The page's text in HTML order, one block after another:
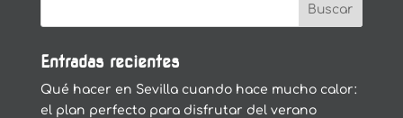
Entradas recientes
Qué hacer en Sevilla cuando hace mucho calor:
el plan perfecto para disfrutar del verano